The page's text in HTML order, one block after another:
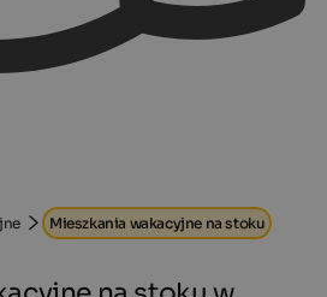
Mieszkania wakacyjne na stoku